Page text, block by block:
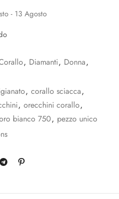
- 13 Agosto
, Diamanti, Donna,
, corallo sciacca,
, orecchini corallo,
bianco 750, pezzo unico